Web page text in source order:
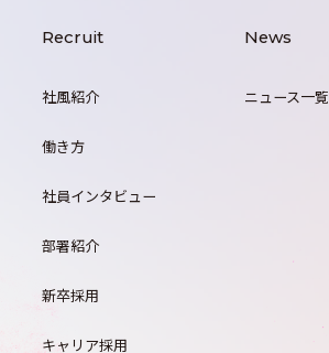
Recruit
社風紹介
働き方
社員インタビュー
部署紹介
新卒採用
キャリア採用
News
ニュース一覧